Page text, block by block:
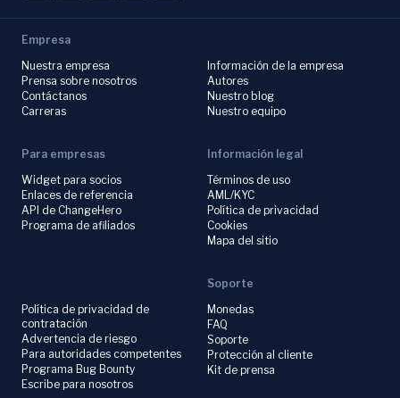
Empresa
Nuestra empresa
Prensa sobre nosotros
Contáctanos
Carreras
Información de la empresa
Autores
Nuestro blog
Nuestro equipo
Para empresas
Widget para socios
Enlaces de referencia
API de ChangeHero
Programa de afiliados
Información legal
Términos de uso
AML/KYC
Política de privacidad
Cookies
Mapa del sitio
Política de privacidad de
contratación
Advertencia de riesgo
Para autoridades competentes
Programa Bug Bounty
Escribe para nosotros
Soporte
Monedas
FAQ
Soporte
Protección al cliente
Kit de prensa